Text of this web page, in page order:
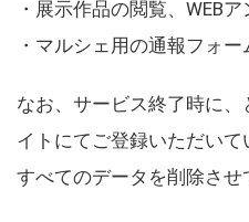
・展示作品の閲覧、WEB
・マルシェ用の通報フォー
なお、サービス終了時に、
イトにてご登録いただいて
すべてのデータを削除させ